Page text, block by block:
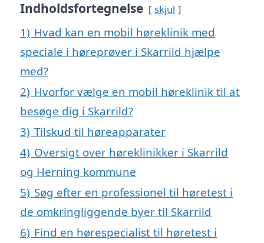
Indholdsfortegnelse skjul
1) Hvad kan en mobil høreklinik med
speciale i høreprøver i Skarrild hjælpe
med?
2) Hvorfor vælge en mobil høreklinik til at
besøge dig i Skarrild?
3) Tilskud til høreapparater
4) Oversigt over høreklinikker i Skarrild
og Herning kommune
5) Søg efter en professionel til høretest i
de omkringliggende byer til Skarrild
6) Find en hørespecialist til høretest i